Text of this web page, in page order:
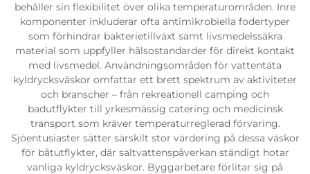
behåller sin flexibilitet över olika temperaturområden. Inre
komponenter inkluderar ofta antimikrobiella fodertyper
som förhindrar bakterietillväxt samt livsmedelssäkra
material som uppfyller hälsostandarder för direkt kontakt
med livsmedel. Användningsområden för vattentäta
kyldrycksväskor omfattar ett brett spektrum av aktiviteter
och branscher – från rekreationell camping och
badutflykter till yrkesmässig catering och medicinsk
transport som kräver temperaturreglerad förvaring.
Sjöentusiaster sätter särskilt stor värdering på dessa väskor
för båtutflykter, där saltvattenspåverkan ständigt hotar
vanliga kyldrycksväskor. Byggarbetare förlitar sig på